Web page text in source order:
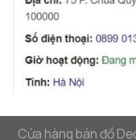
Mẫu gương
kỳ được
Cách Sử
Đúng Cách
Cửa hàng bán đồ